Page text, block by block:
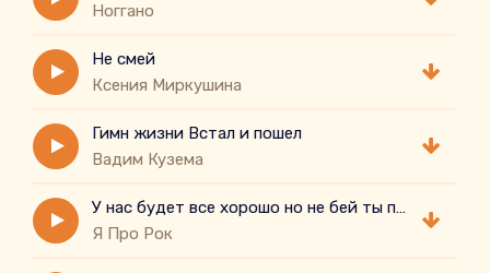
В карман за словом не полезу, ко мне с этим не
пристать
Так зародился мой стайл
Ноггано
Не смей
Ксения Миркушина
Гимн жизни Встал и пошел
Вадим Кузема
У нас будет все хорошо но не бей ты посуду ну же
Я Про Рок